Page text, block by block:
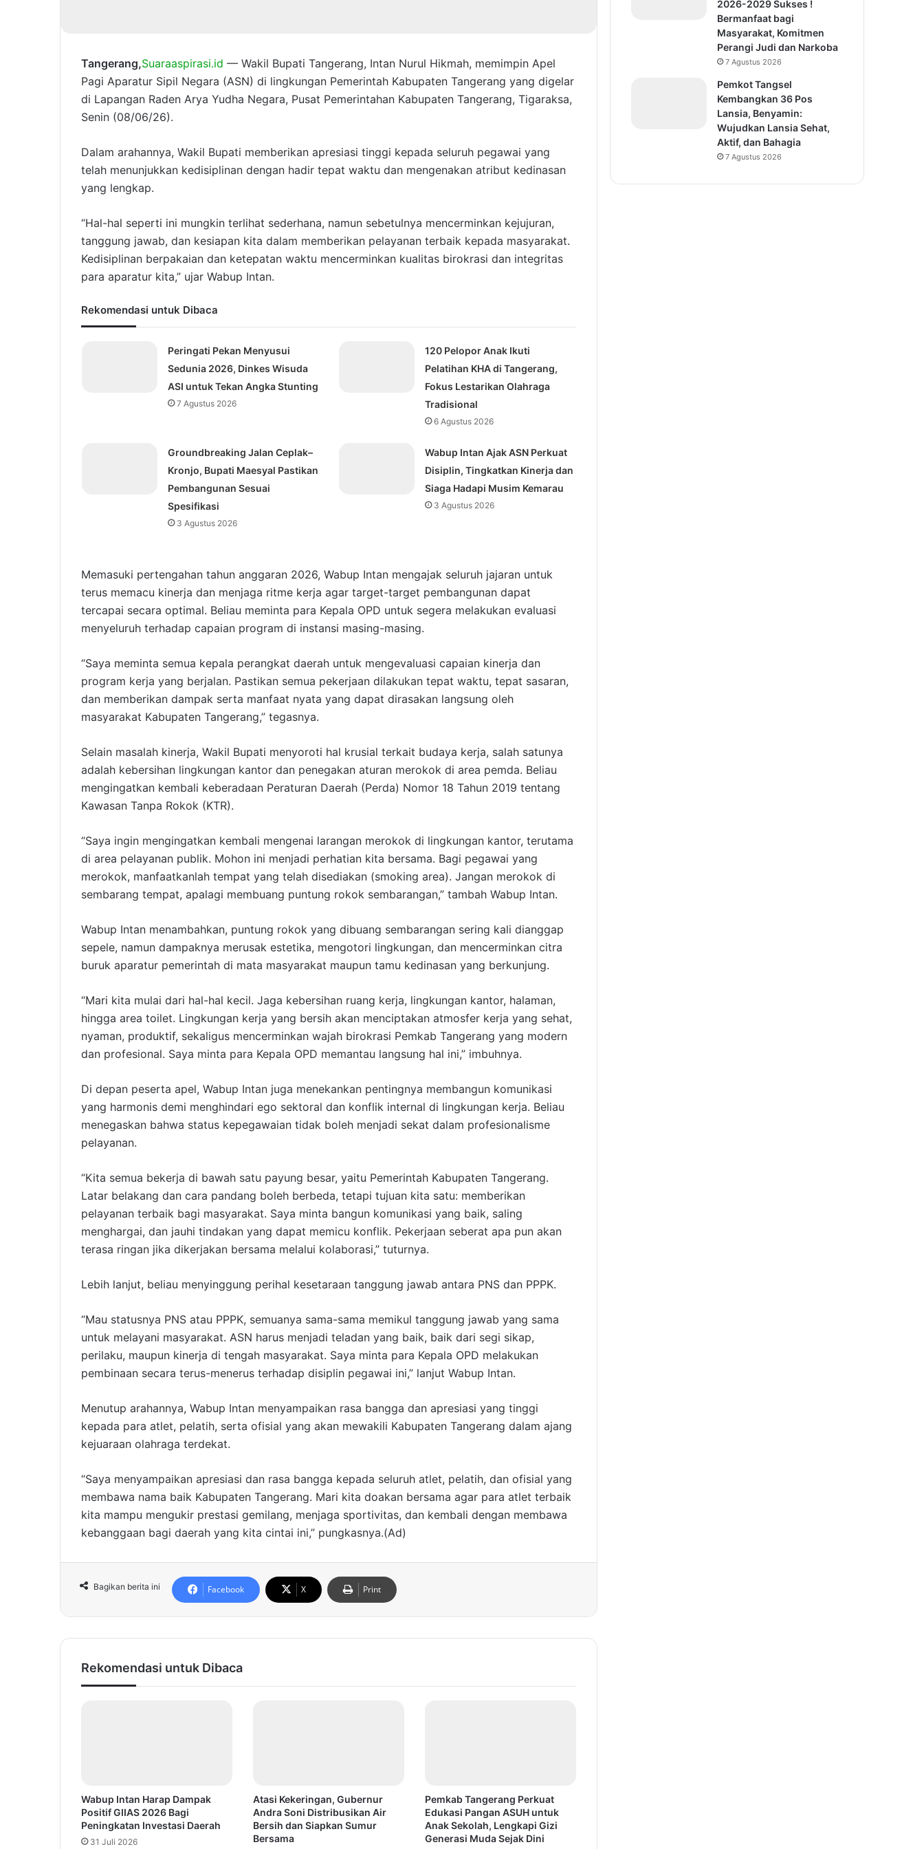
Tangerang,Suaraaspirasi.id — Wakil Bupati Tangerang, Intan Nurul Hikmah, memimpin Apel
Pagi Aparatur Sipil Negara (ASN) di lingkungan Pemerintah Kabupaten Tangerang yang digelar
di Lapangan Raden Arya Yudha Negara, Pusat Pemerintahan Kabupaten Tangerang, Tigaraksa,
Senin (08/06/26).
Dalam arahannya, Wakil Bupati memberikan apresiasi tinggi kepada seluruh pegawai yang
telah menunjukkan kedisiplinan dengan hadir tepat waktu dan mengenakan atribut kedinasan
yang lengkap.
“Hal-hal seperti ini mungkin terlihat sederhana, namun sebetulnya mencerminkan kejujuran,
tanggung jawab, dan kesiapan kita dalam memberikan pelayanan terbaik kepada masyarakat.
Kedisiplinan berpakaian dan ketepatan waktu mencerminkan kualitas birokrasi dan integritas
para aparatur kita,” ujar Wabup Intan.
Rekomendasi untuk Dibaca
Peringati Pekan Menyusui
Sedunia 2026, Dinkes Wisuda
ASI untuk Tekan Angka Stunting
7 Agustus 2026
120 Pelopor Anak Ikuti
Pelatihan KHA di Tangerang,
Fokus Lestarikan Olahraga
Tradisional
6 Agustus 2026
Groundbreaking Jalan Ceplak–
Kronjo, Bupati Maesyal Pastikan
Pembangunan Sesuai
Spesifikasi
3 Agustus 2026
Wabup Intan Ajak ASN Perkuat
Disiplin, Tingkatkan Kinerja dan
Siaga Hadapi Musim Kemarau
3 Agustus 2026
Memasuki pertengahan tahun anggaran 2026, Wabup Intan mengajak seluruh jajaran untuk
terus memacu kinerja dan menjaga ritme kerja agar target-target pembangunan dapat
tercapai secara optimal. Beliau meminta para Kepala OPD untuk segera melakukan evaluasi
menyeluruh terhadap capaian program di instansi masing-masing.
“Saya meminta semua kepala perangkat daerah untuk mengevaluasi capaian kinerja dan
program kerja yang berjalan. Pastikan semua pekerjaan dilakukan tepat waktu, tepat sasaran,
dan memberikan dampak serta manfaat nyata yang dapat dirasakan langsung oleh
masyarakat Kabupaten Tangerang,” tegasnya.
Selain masalah kinerja, Wakil Bupati menyoroti hal krusial terkait budaya kerja, salah satunya
adalah kebersihan lingkungan kantor dan penegakan aturan merokok di area pemda. Beliau
mengingatkan kembali keberadaan Peraturan Daerah (Perda) Nomor 18 Tahun 2019 tentang
Kawasan Tanpa Rokok (KTR).
“Saya ingin mengingatkan kembali mengenai larangan merokok di lingkungan kantor, terutama
di area pelayanan publik. Mohon ini menjadi perhatian kita bersama. Bagi pegawai yang
merokok, manfaatkanlah tempat yang telah disediakan (smoking area). Jangan merokok di
sembarang tempat, apalagi membuang puntung rokok sembarangan,” tambah Wabup Intan.
Wabup Intan menambahkan, puntung rokok yang dibuang sembarangan sering kali dianggap
sepele, namun dampaknya merusak estetika, mengotori lingkungan, dan mencerminkan citra
buruk aparatur pemerintah di mata masyarakat maupun tamu kedinasan yang berkunjung.
“Mari kita mulai dari hal-hal kecil. Jaga kebersihan ruang kerja, lingkungan kantor, halaman,
hingga area toilet. Lingkungan kerja yang bersih akan menciptakan atmosfer kerja yang sehat,
nyaman, produktif, sekaligus mencerminkan wajah birokrasi Pemkab Tangerang yang modern
dan profesional. Saya minta para Kepala OPD memantau langsung hal ini,” imbuhnya.
Di depan peserta apel, Wabup Intan juga menekankan pentingnya membangun komunikasi
yang harmonis demi menghindari ego sektoral dan konflik internal di lingkungan kerja. Beliau
menegaskan bahwa status kepegawaian tidak boleh menjadi sekat dalam profesionalisme
pelayanan.
“Kita semua bekerja di bawah satu payung besar, yaitu Pemerintah Kabupaten Tangerang.
Latar belakang dan cara pandang boleh berbeda, tetapi tujuan kita satu: memberikan
pelayanan terbaik bagi masyarakat. Saya minta bangun komunikasi yang baik, saling
menghargai, dan jauhi tindakan yang dapat memicu konflik. Pekerjaan seberat apa pun akan
terasa ringan jika dikerjakan bersama melalui kolaborasi,” tuturnya.
Lebih lanjut, beliau menyinggung perihal kesetaraan tanggung jawab antara PNS dan PPPK.
“Mau statusnya PNS atau PPPK, semuanya sama-sama memikul tanggung jawab yang sama
untuk melayani masyarakat. ASN harus menjadi teladan yang baik, baik dari segi sikap,
perilaku, maupun kinerja di tengah masyarakat. Saya minta para Kepala OPD melakukan
pembinaan secara terus-menerus terhadap disiplin pegawai ini,” lanjut Wabup Intan.
Menutup arahannya, Wabup Intan menyampaikan rasa bangga dan apresiasi yang tinggi
kepada para atlet, pelatih, serta ofisial yang akan mewakili Kabupaten Tangerang dalam ajang
kejuaraan olahraga terdekat.
“Saya menyampaikan apresiasi dan rasa bangga kepada seluruh atlet, pelatih, dan ofisial yang
membawa nama baik Kabupaten Tangerang. Mari kita doakan bersama agar para atlet terbaik
kita mampu mengukir prestasi gemilang, menjaga sportivitas, dan kembali dengan membawa
kebanggaan bagi daerah yang kita cintai ini,” pungkasnya.(Ad)
Bagikan berita ini Facebook X Print
Rekomendasi untuk Dibaca
Wabup Intan Harap Dampak
Positif GIIAS 2026 Bagi
Peningkatan Investasi Daerah
31 Juli 2026
Atasi Kekeringan, Gubernur
Andra Soni Distribusikan Air
Bersih dan Siapkan Sumur
Bersama
Pemkab Tangerang Perkuat
Edukasi Pangan ASUH untuk
Anak Sekolah, Lengkapi Gizi
Generasi Muda Sejak Dini
2026-2029 Sukses !
Bermanfaat bagi
Masyarakat, Komitmen
Perangi Judi dan Narkoba
7 Agustus 2026
Pemkot Tangsel
Kembangkan 36 Pos
Lansia, Benyamin:
Wujudkan Lansia Sehat,
Aktif, dan Bahagia
7 Agustus 2026